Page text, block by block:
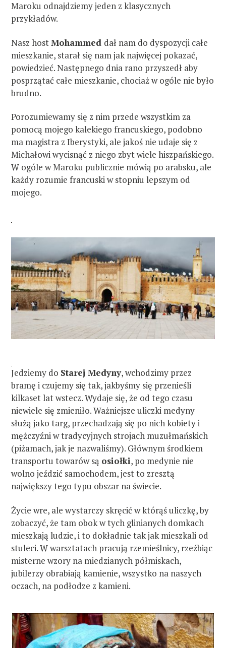
Maroku odnajdziemy jeden z klasycznych
przykładów.
Nasz hostMohammed dał nam do dyspozycji całe
mieszkanie, starał się nam jak najwięcej pokazać,
powiedzieć. Następnego dnia rano przyszedł aby
posprzątać całe mieszkanie, chociaż w ogóle nie było
brudno.
Porozumiewamy się z nim przede wszystkim za
pomocą mojego kalekiego francuskiego, podobno
ma magistra z Iberystyki, ale jakoś nie udaje się z
Michałowi wycisnąć z niego zbyt wiele hiszpańskiego.
W ogóle w Maroku publicznie mówią po arabsku, ale
każdy rozumie francuski w stopniu lepszym od
mojego.
Jedziemy do Starej Medyny, wchodzimy przez
bramę i czujemy się tak, jakbyśmy się przenieśli
kilkaset lat wstecz. Wydaje się, że od tego czasu
niewiele się zmieniło. Ważniejsze uliczki medyny
służą jako targ, przechadzają się po nich kobiety i
mężczyźni w tradycyjnych strojach muzułmańskich
(piżamach, jak je nazwaliśmy). Głównym środkiem
transportu towarów są osiołki, po medynie nie
wolno jeździć samochodem, jest to zresztą
największy tego typu obszar na świecie.
Życie wre, ale wystarczy skręcić w którąś uliczkę, by
zobaczyć, że tam obok w tych glinianych domkach
mieszkają ludzie, i to dokładnie tak jak mieszkali od
stuleci. W warsztatach pracują rzemieślnicy, rzeźbiąc
misterne wzory na miedzianych półmiskach,
jubilerzy obrabiają kamienie, wszystko na naszych
oczach, na podłodze z kamieni.